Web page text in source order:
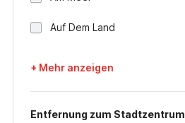
Auf Dem Land
+ Mehr anzeigen
Entfernung zum Stadtzentrum